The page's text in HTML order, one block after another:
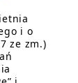
i o
ze zm.)